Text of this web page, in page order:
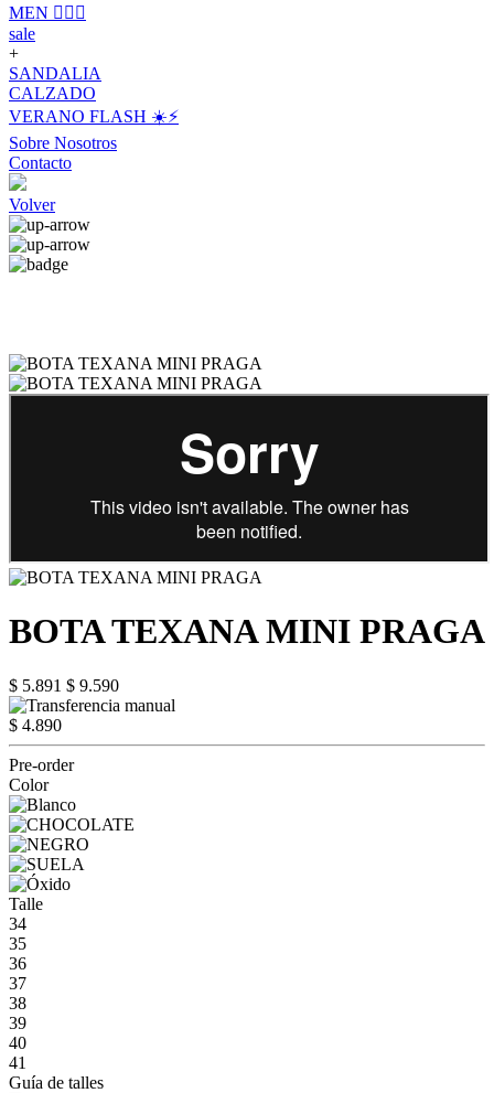
MEN 🙋🏽‍♂️
sale
+
SANDALIA
CALZADO
VERANO FLASH ☀️⚡️
Sobre Nosotros
Contacto
Volver
BOTA TEXANA MINI PRAGA
$ 5.891 $ 9.590
$ 4.890
Pre-order
Color
Talle
34
35
36
37
38
39
40
41
Guía de talles